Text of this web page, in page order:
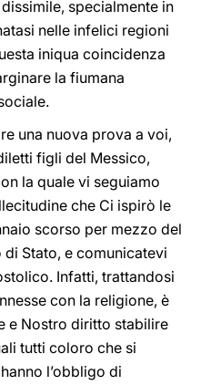
specialmente in
nelle infelici regioni
iniqua coincidenza
la fiumana
una nuova prova a voi,
figli del Messico,
la quale vi seguiamo
che Ci ispirò le
scorso per mezzo del
Stato, e comunicatevi
Infatti, trattandosi
con la religione, è
e Nostro diritto stabilire
tutti coloro che si
l’obbligo di